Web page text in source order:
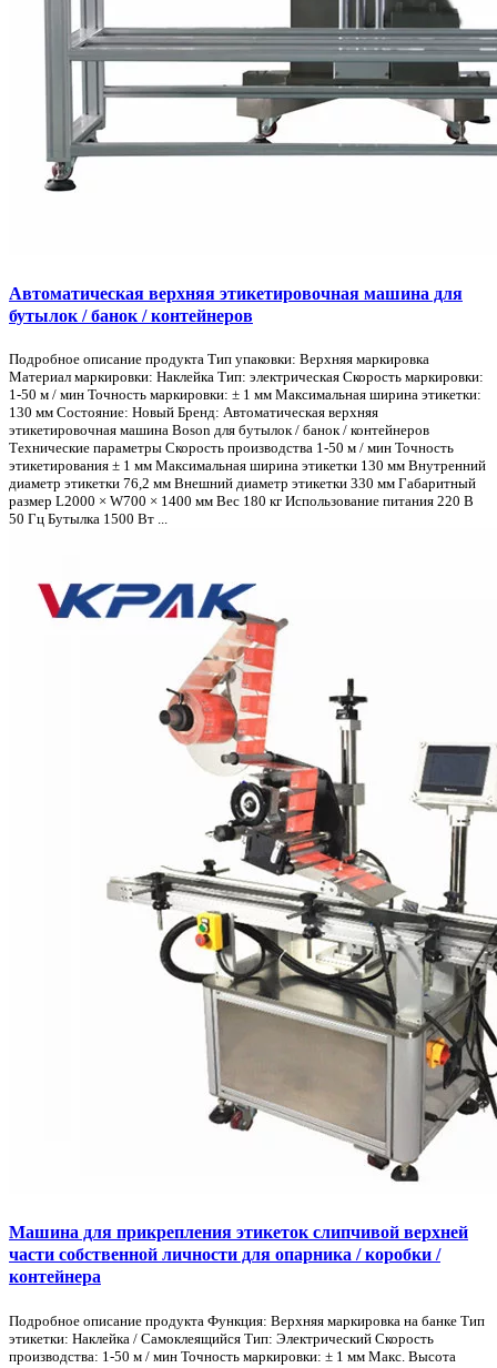
Автоматическая верхняя этикетировочная машина для
бутылок / банок / контейнеров
Подробное описание продукта Тип упаковки: Верхняя маркировка
Материал маркировки: Наклейка Тип: электрическая Скорость маркировки:
1-50 м / мин Точность маркировки: ± 1 мм Максимальная ширина этикетки:
130 мм Состояние: Новый Бренд: Автоматическая верхняя
этикетировочная машина Boson для бутылок / банок / контейнеров
Технические параметры Скорость производства 1-50 м / мин Точность
этикетирования ± 1 мм Максимальная ширина этикетки 130 мм Внутренний
диаметр этикетки 76,2 мм Внешний диаметр этикетки 330 мм Габаритный
размер L2000 × W700 × 1400 мм Вес 180 кг Использование питания 220 В
50 Гц Бутылка 1500 Вт ...
Машина для прикрепления этикеток слипчивой верхней
части собственной личности для опарника / коробки /
контейнера
Подробное описание продукта Функция: Верхняя маркировка на банке Тип
этикетки: Наклейка / Самоклеящийся Тип: Электрический Скорость
производства: 1-50 м / мин Точность маркировки: ± 1 мм Макс. Высота